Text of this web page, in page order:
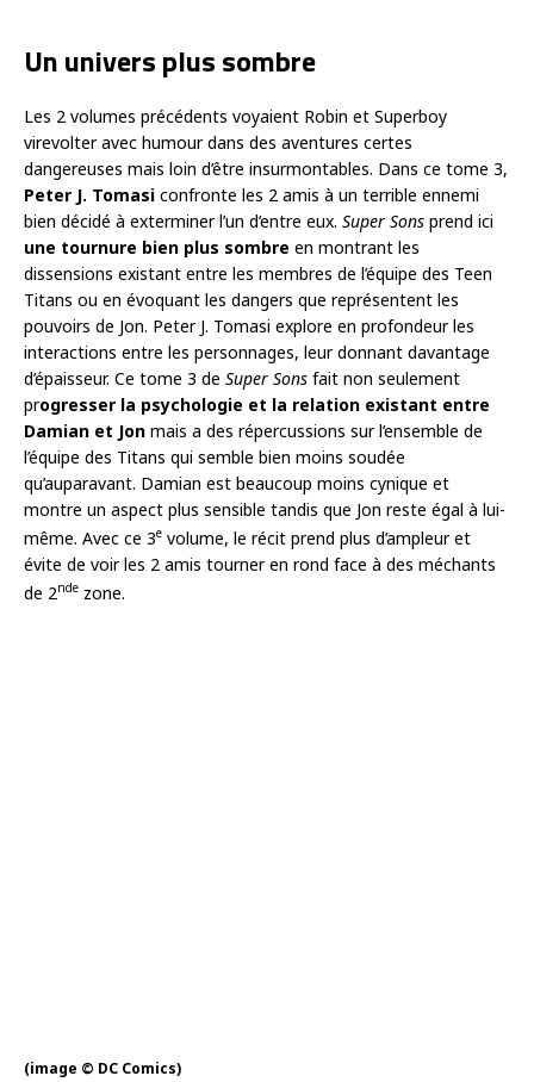
Un univers plus sombre
Les 2 volumes précédents voyaient Robin et Superboy
virevolter avec humour dans des aventures certes
dangereuses mais loin d’être insurmontables. Dans ce tome 3,
Peter J. Tomasi confronte les 2 amis à un terrible ennemi
bien décidé à exterminer l’un d’entre eux. Super Sons prend ici
une tournure bien plus sombre en montrant les
dissensions existant entre les membres de l’équipe des Teen
Titans ou en évoquant les dangers que représentent les
pouvoirs de Jon. Peter J. Tomasi explore en profondeur les
interactions entre les personnages, leur donnant davantage
d’épaisseur. Ce tome 3 de Super Sons fait non seulement
progresser la psychologie et la relation existant entre
Damian et Jon mais a des répercussions sur l’ensemble de
l’équipe des Titans qui semble bien moins soudée
qu’auparavant. Damian est beaucoup moins cynique et
montre un aspect plus sensible tandis que Jon reste égal à lui-
même. Avec ce 3e volume, le récit prend plus d’ampleur et
évite de voir les 2 amis tourner en rond face à des méchants
de 2nde zone.
(image © DC Comics)